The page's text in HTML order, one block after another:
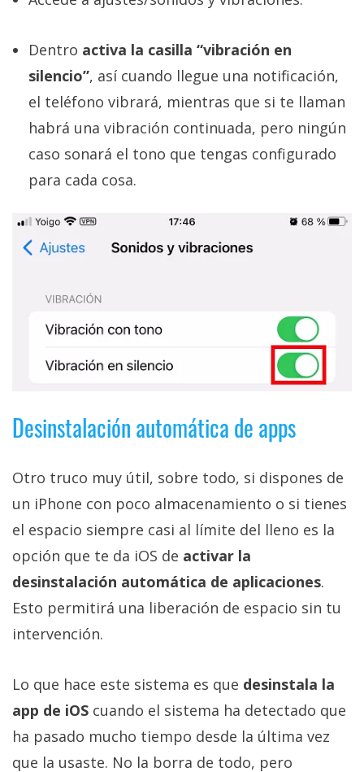
Dentro activa la casilla “vibración en
silencio”, así cuando llegue una notificación,
el teléfono vibrará, mientras que si te llaman
habrá una vibración continuada, pero ningún
caso sonará el tono que tengas configurado
para cada cosa.
Desinstalación automática de apps
Otro truco muy útil, sobre todo, si dispones de
un iPhone con poco almacenamiento o si tienes
el espacio siempre casi al límite del lleno es la
opción que te da iOS de activar la
desinstalación automática de aplicaciones.
Esto permitirá una liberación de espacio sin tu
intervención.
Lo que hace este sistema es que desinstala la
app de iOS cuando el sistema ha detectado que
ha pasado mucho tiempo desde la última vez
que la usaste. No la borra de todo, pero